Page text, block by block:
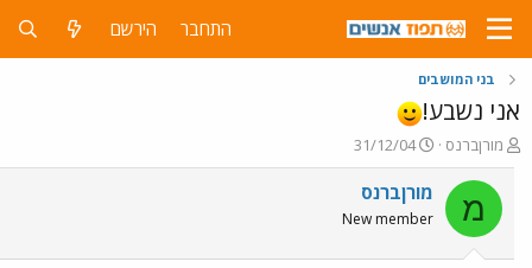
התחבר הירשם
בני המושבים
אני נשבע!
פ
ו
ת
ח
ה
מורןברנס
פ
ו
ר
ס
ם
31/12/04
מ מורןברנס
New member